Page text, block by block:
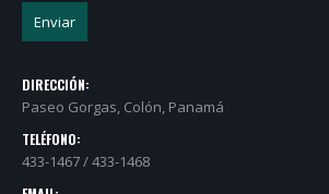
DIRECCIÓN:
Paseo Gorgas, Colón, Panamá
TELÉFONO:
433-1467 / 433-1468